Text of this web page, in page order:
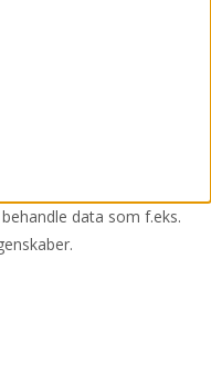
data som f.eks.